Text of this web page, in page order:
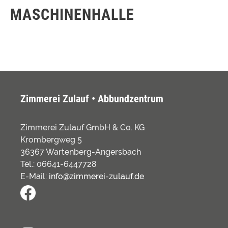
MASCHINENHALLE
Zimmerei Zulauf • Abbundzentrum
Zimmerei Zulauf GmbH & Co. KG
Krombergweg 5
36367 Wartenberg-Angersbach
Tel.: 06641-6447728
E-Mail: info@zimmerei-zulauf.de